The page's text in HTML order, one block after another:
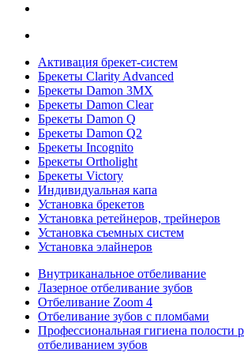
Активация брекет-систем
Брекеты Clarity Advanced
Брекеты Damon 3MX
Брекеты Damon Clear
Брекеты Damon Q
Брекеты Damon Q2
Брекеты Incognito
Брекеты Ortholight
Брекеты Victory
Индивидуальная капа
Установка брекетов
Установка ретейнеров, трейнеров
Установка съемных систем
Установка элайнеров
Внутриканальное отбеливание
Лазерное отбеливание зубов
Отбеливание Zoom 4
Отбеливание зубов с пломбами
Профессиональная гигиена полости
отбеливанием зубов